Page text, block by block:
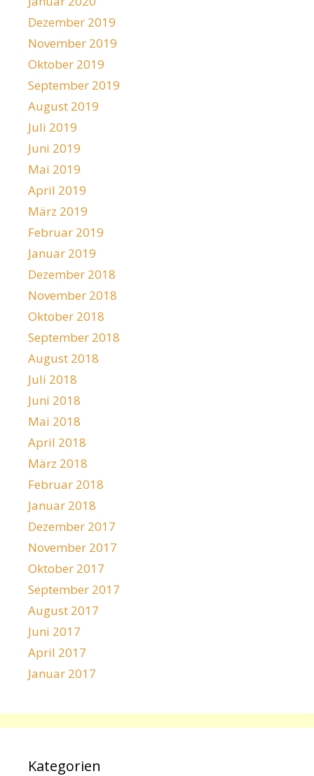
Dezember 2019
November 2019
Oktober 2019
September 2019
August 2019
Juli 2019
Juni 2019
Mai 2019
April 2019
März 2019
Februar 2019
Januar 2019
Dezember 2018
November 2018
Oktober 2018
September 2018
August 2018
Juli 2018
Juni 2018
Mai 2018
April 2018
März 2018
Februar 2018
Januar 2018
Dezember 2017
November 2017
Oktober 2017
September 2017
August 2017
Juni 2017
April 2017
Januar 2017
Kategorien